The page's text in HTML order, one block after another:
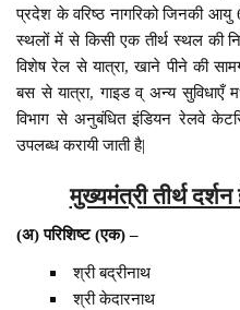
प्रदेश के वरिष्ठ नागरिको जिनकी आयु
स्थलों में से किसी एक तीर्थ स्थल की
विशेष रेल से यात्रा, खाने पीने की
बस से यात्रा, गाइड व् अन्य सुविधाएँ
विभाग से अनुबंधित इंडियन रेलवे
उपलब्ध करायी जाती है|
मुख्यमंत्री तीर्थ
(अ) परिशिष्ट (एक) –
श्री बद्रीनाथ
श्री केदारनाथ